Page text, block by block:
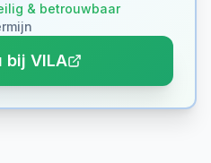
& betrouwbaar
bij VILA